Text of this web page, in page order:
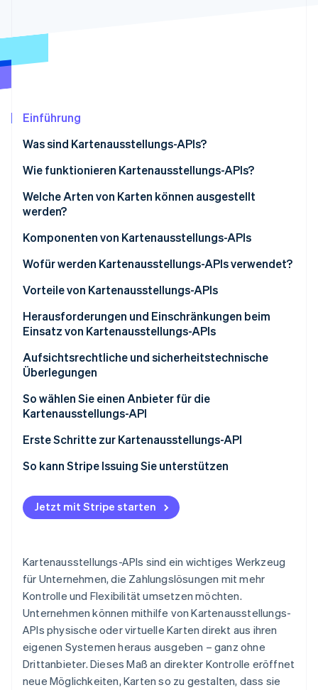
Start-up-Gründung
Climate
Stripe-Sessions 2026
Erfahren Sie, wie Stripe Lösungen für die
Einführung
Was sind Kartenausstellungs-APIs?
Wie funktionieren Kartenausstellungs-APIs?
Welche Arten von Karten können ausgestellt
werden?
Komponenten von Kartenausstellungs-APIs
Wofür werden Kartenausstellungs-APIs verwendet?
Vorteile von Kartenausstellungs-APIs
Herausforderungen und Einschränkungen beim
Einsatz von Kartenausstellungs-APIs
Aufsichtsrechtliche und sicherheitstechnische
Überlegungen
Aufsichtsrechtliche Überlegungen
Sicherheitsüberlegungen
So wählen Sie einen Anbieter für die
Kartenausstellungs-API
Definieren Sie Ihre Bedürfnisse
Evaluieren Sie die Tools für die Integration
Überprüfen Sie die Compliance
Erkundigen Sie sich nach dem Support
Erste Schritte zur Kartenausstellungs-API
So kann Stripe Issuing Sie unterstützen
Jetzt mit Stripe starten
Kartenausstellungs-APIs sind ein wichtiges Werkzeug
für Unternehmen, die Zahlungslösungen mit mehr
Kontrolle und Flexibilität umsetzen möchten.
Unternehmen können mithilfe von Kartenausstellungs-
APIs physische oder virtuelle Karten direkt aus ihren
eigenen Systemen heraus ausgeben – ganz ohne
Drittanbieter. Dieses Maß an direkter Kontrolle eröffnet
neue Möglichkeiten, Karten so zu gestalten, dass sie